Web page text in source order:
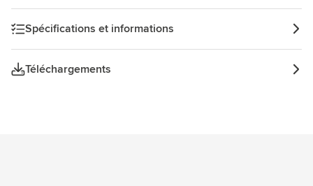
Spécifications et informations
Téléchargements